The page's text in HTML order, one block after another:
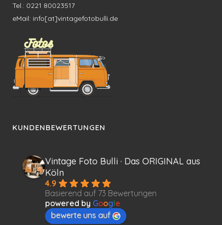
Tel.: 0221 80023517
eMail: info[at]vintagefotobulli.de
KUNDENBEWERTUNGEN
Vintage Foto Bulli · Das ORIGINAL aus
Köln
4.9
Basierend auf 73 Bewertungen
powered by Google
bewerte uns auf